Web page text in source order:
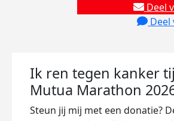
Deel
Deel
Ik ren tegen kanker
Mutua Marathon
Steun jij mij met een donatie?